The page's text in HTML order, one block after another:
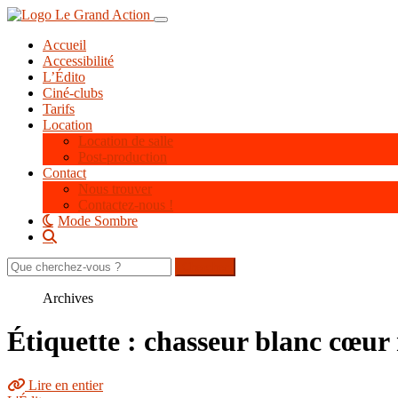
Aller
contenu
principal
Toggle navigation
Accueil
Accessibilité
L’Édito
Ciné-clubs
Tarifs
Location
Location de salle
Post-production
Contact
Nous trouver
Contactez-nous !
Mode Sombre
Rechercher
sur
Archives
Étiquette : chasseur blanc
Lire en entier